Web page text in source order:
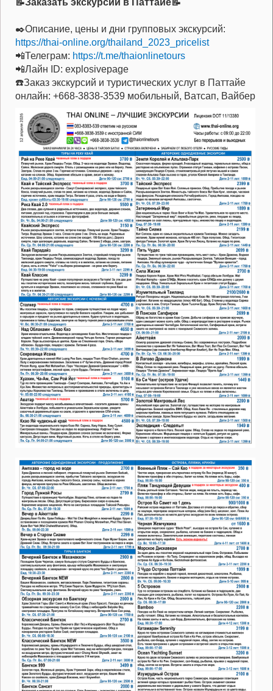
📝Заказать экскурсии в Паттайе📝
✒️Описание, цены и дни групповых экскурсий:
https://thai-online.org/thailand_2023_pricelist
📲Телеграм: https://t.me/thaionlinetours
📲Лайн ID: explosivepage
☎️Заказ экскурсий и туристических услуг в Паттайе
онлайн: +668-3838-3539 мобильный, Ватсап, Вайбер